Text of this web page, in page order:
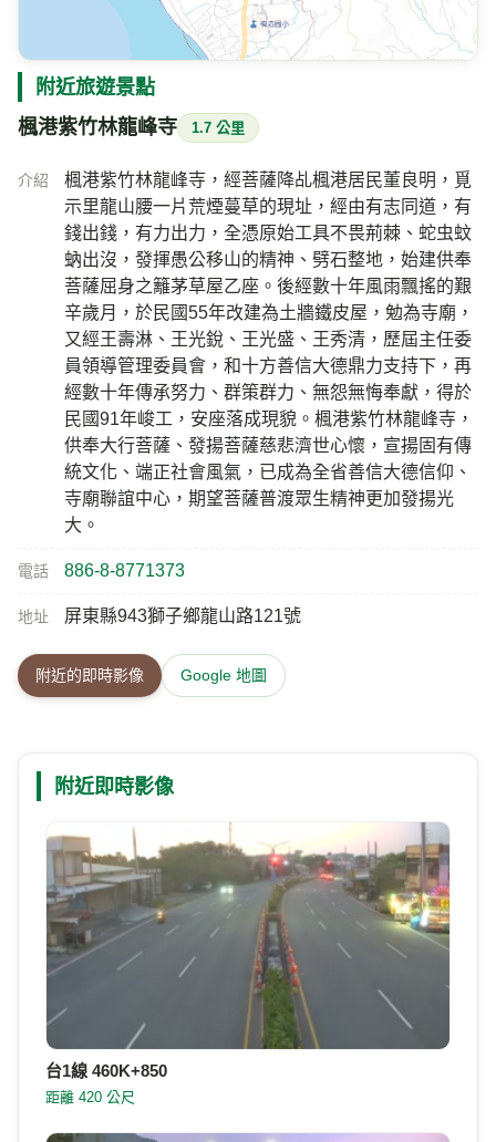
附近旅遊景點
楓港紫竹林龍峰寺 1.7 公里
介紹
楓港紫竹林龍峰寺，經菩薩降乩楓港居民董良明，覓
示里龍山腰一片荒煙蔓草的現址，經由有志同道，有
錢出錢，有力出力，全憑原始工具不畏荊棘、蛇虫蚊
蚋出沒，發揮愚公移山的精神、劈石整地，始建供奉
菩薩屈身之籬茅草屋乙座。後經數十年風雨飄搖的艱
辛歲月，於民國55年改建為土牆鐵皮屋，勉為寺廟，
又經王壽淋、王光銳、王光盛、王秀清，歷屆主任委
員領導管理委員會，和十方善信大德鼎力支持下，再
經數十年傳承努力、群策群力、無怨無悔奉獻，得於
民國91年峻工，安座落成現貌。楓港紫竹林龍峰寺，
供奉大行菩薩、發揚菩薩慈悲濟世心懷，宣揚固有傳
統文化、端正社會風氣，已成為全省善信大德信仰、
寺廟聯誼中心，期望菩薩普渡眾生精神更加發揚光
大。
電話 886-8-8771373
地址 屏東縣943獅子鄉龍山路121號
附近的即時影像 Google 地圖
附近即時影像
台1線 460K+850
距離 420 公尺